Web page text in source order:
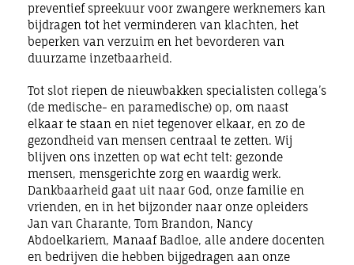
preventief spreekuur voor zwangere werknemers kan
bijdragen tot het verminderen van klachten, het
beperken van verzuim en het bevorderen van
duurzame inzetbaarheid.
Tot slot riepen de nieuwbakken specialisten collega’s
(de medische- en paramedische) op, om naast
elkaar te staan en niet tegenover elkaar, en zo de
gezondheid van mensen centraal te zetten. Wij
blijven ons inzetten op wat echt telt: gezonde
mensen, mensgerichte zorg en waardig werk.
Dankbaarheid gaat uit naar God, onze familie en
vrienden, en in het bijzonder naar onze opleiders
Jan van Charante, Tom Brandon, Nancy
Abdoelkariem, Manaaf Badloe, alle andere docenten
en bedrijven die hebben bijgedragen aan onze